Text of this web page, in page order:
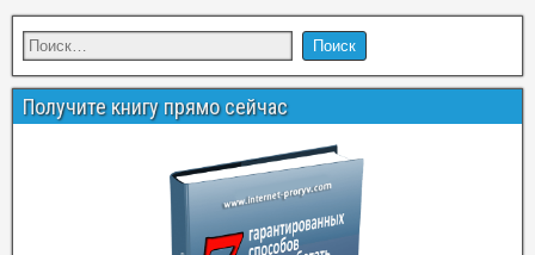
Получите книгу прямо сейчас